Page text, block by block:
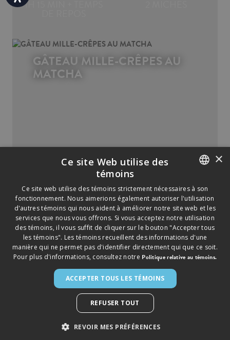
1H 15 MIN + TEMPS
60 MIN 8 À 10
GÂTEAU MILLE-CRÊPES AU
MATCHA
SAPUTO INC. TOUS DROITS RÉSERVÉS.
► POLITIQUE DE CONFIDENTIALITÉ
POLITIQUE RELATIVE AUX TÉMOINS
ENGLISH
FRENCH
×
Ce site Web utilise des
témoins
Ce site web utilise des témoins strictement nécessaires à son
fonctionnement. Nous aimerions également autoriser l'utilisation
d'autres témoins qui nous aident à améliorer notre site web et les
services que nous vous offrons. Si vous acceptez notre utilisation
des témoins, il vous suffit de cliquer sur le bouton "Accepter tous
les témoins". Les témoins recueillent des informations d'une
manière qui ne permet pas d'identifier directement qui que ce soit.
Pour plus d'informations, consultez notre Politique relative au témoins.
ACCEPTER TOUS LES TÉMOINS
REFUSER TOUT
REVOIR MES PRÉFÉRENCES